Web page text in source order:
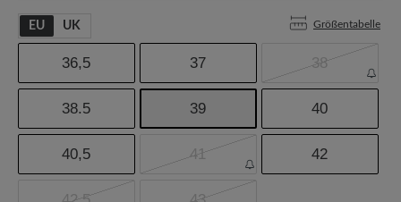
EU UK Größentabelle
36,5 37 38
38.5 39 40
40,5 41 42